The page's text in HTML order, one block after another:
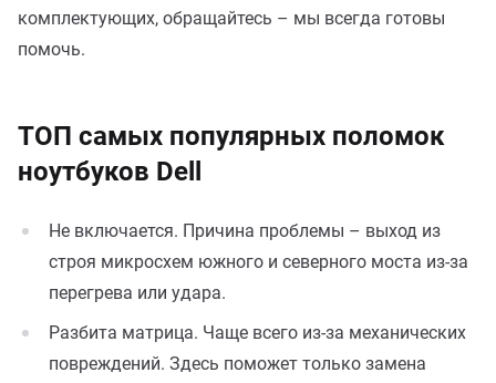
комплектующих, обращайтесь – мы всегда готовы
помочь.
ТОП самых популярных поломок
ноутбуков Dell
Не включается. Причина проблемы – выход из
строя микросхем южного и северного моста из-за
перегрева или удара.
Разбита матрица. Чаще всего из-за механических
повреждений. Здесь поможет только замена